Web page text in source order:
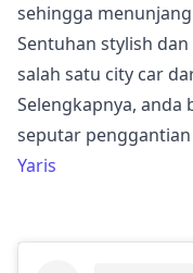
sehingga
Sentuhan stylish
salah satu city car
Selengkapnya, anda
seputar
Yaris